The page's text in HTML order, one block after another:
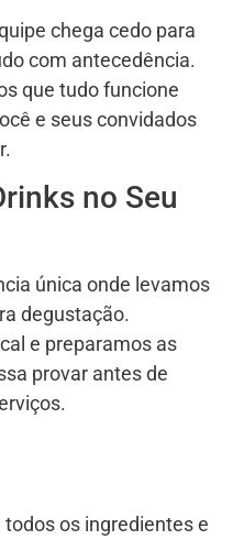
chega cedo para
com antecedência.
que tudo funcione
e seus convidados
no Seu
única onde levamos
degustação.
e preparamos as
provar antes de
os ingredientes e